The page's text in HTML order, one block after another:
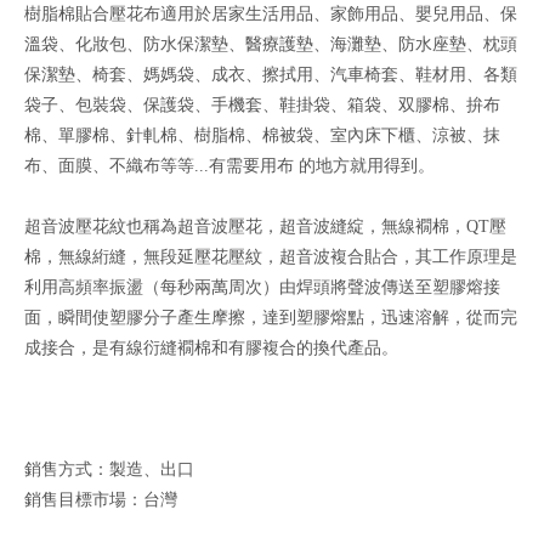
樹脂棉貼合壓花布適用於居家生活用品、家飾用品、嬰兒用品、保
溫袋、化妝包、防水保潔墊、醫療護墊、海灘墊、防水座墊、枕頭
保潔墊、椅套、媽媽袋、成衣、擦拭用、汽車椅套、鞋材用、各類
袋子、包裝袋、保護袋、手機套、鞋掛袋、箱袋、双膠棉、拚布
棉、單膠棉、針軋棉、樹脂棉、棉被袋、室內床下櫃、涼被、抹
布、面膜、不織布等等...有需要用布 的地方就用得到。
超音波壓花紋也稱為超音波壓花，超音波縫綻，無線襉棉，QT壓
棉，無線絎縫，無段延壓花壓紋，超音波複合貼合，其工作原理是
利用高頻率振盪（每秒兩萬周次）由焊頭將聲波傳送至塑膠熔接
面，瞬間使塑膠分子產生摩擦，達到塑膠熔點，迅速溶解，從而完
成接合，是有線衍縫襉棉和有膠複合的換代產品。
銷售方式：製造、出口
銷售目標市場：台灣